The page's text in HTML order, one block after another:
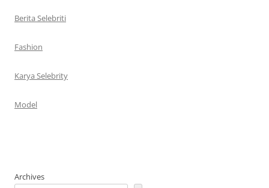
Berita Selebriti
Fashion
Karya Selebrity
Model
Archives